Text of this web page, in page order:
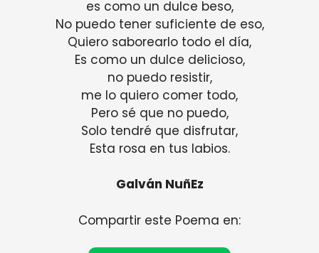
es como un dulce beso,
No puedo tener suficiente de eso,
Quiero saborearlo todo el día,
Es como un dulce delicioso,
no puedo resistir,
me lo quiero comer todo,
Pero sé que no puedo,
Solo tendré que disfrutar,
Esta rosa en tus labios.
Galván NuñEz
Compartir este Poema en: